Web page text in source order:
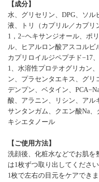
【成分】
水、グリセリン、DPG、ソル
液、トリ（カプリル／カプリ
1，2−ヘキサンジオール、ポ
ル、ヒアルロン酸アスコルビ
カプリロイルジペプチド−17
1、水溶性プロテオグリカン
ン、プラセンタエキス、グ
デンプン、ベタイン、
酸、アラニン、リシン、アル
サンタンガム、クエン酸Na
キシエタノール
【ご使用方法】
洗顔後、化粧水などでお肌を
は1枚ずつ取り出してください
1枚で左右の目元をケアできま